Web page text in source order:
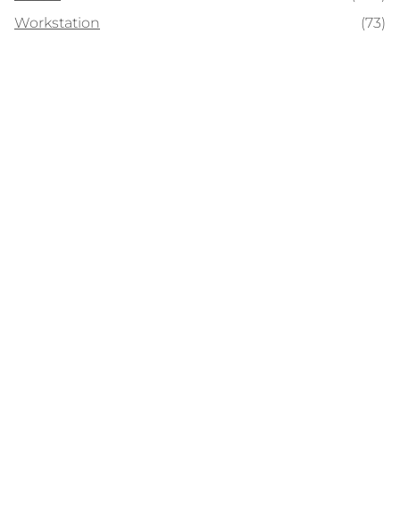
Workstation
(73)